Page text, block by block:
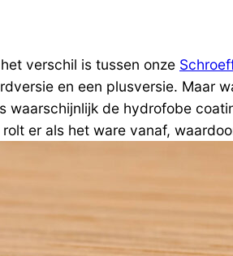
verschil is tussen onze
en een plusversie. Maar
waarschijnlijk de hydrofobe
er als het ware vanaf,